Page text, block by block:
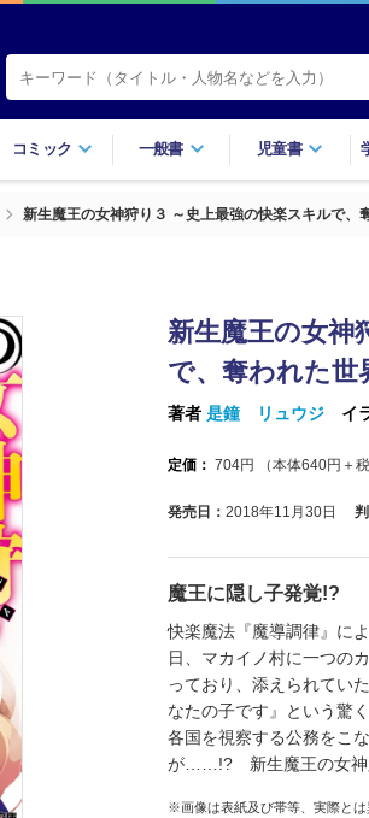
コミック 一般書 児童書
新生魔王の女神狩り３ ～史上最強の快楽スキルで、
新生魔王の女神
で、奪われた世
著者 是鐘 リュウジ イ
定価： 704円 （本体640円＋税
発売日： 2018年11月30日
魔王に隠し子発覚!?
快楽魔法『魔導調律』に
日、マカイノ村に一つの
っており、添えられてい
なたの子です』という驚
各国を視察する公務をこ
が……!? 新生魔王の女神
※画像は表紙及び帯等、実際とは